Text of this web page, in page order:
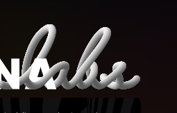
reserved. |